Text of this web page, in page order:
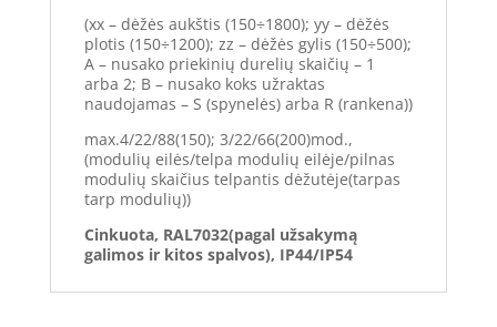
(xx – dėžės aukštis (150÷1800); yy – dėžės
plotis (150÷1200); zz – dėžės gylis (150÷500);
A – nusako priekinių durelių skaičių – 1
arba 2; B – nusako koks užraktas
naudojamas – S (spynelės) arba R (rankena))
max.4/22/88(150); 3/22/66(200)mod.,
(modulių eilės/telpa modulių eilėje/pilnas
modulių skaičius telpantis dėžutėje(tarpas
tarp modulių))
Cinkuota, RAL7032(pagal užsakymą
galimos ir kitos spalvos), IP44/IP54